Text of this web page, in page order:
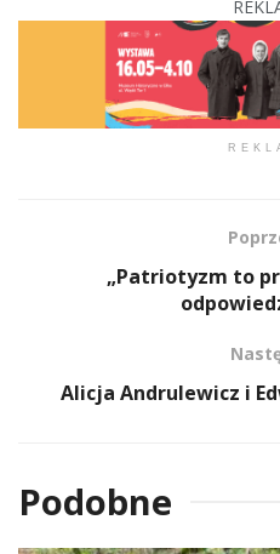
„Patriotyzm to
Alicja Andrulewicz i
Podobne